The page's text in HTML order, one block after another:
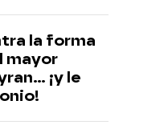
la forma
mayor
¡y le